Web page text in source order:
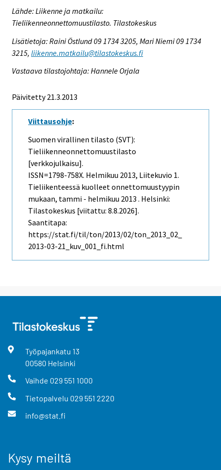
Lähde: Liikenne ja matkailu:
Tieliikenneonnettomuustilasto. Tilastokeskus
Lisätietoja: Raini Östlund 09 1734 3205, Mari Niemi 09 1734
3215, liikenne.matkailu@tilastokeskus.fi
Vastaava tilastojohtaja: Hannele Orjala
Päivitetty 21.3.2013
Viittausohje:
Suomen virallinen tilasto (SVT):
Tieliikenneonnettomuustilasto
[verkkojulkaisu].
ISSN=1798-758X. Helmikuu 2013, Liitekuvio 1.
Tieliikenteessä kuolleet onnettomuustyypin
mukaan, tammi - helmikuu 2013 . Helsinki:
Tilastokeskus [viitattu: 8.8.2026].
Saantitapa:
https://stat.fi/til/ton/2013/02/ton_2013_02_
2013-03-21_kuv_001_fi.html
Työpajankatu 13
00580 Helsinki
Vaihde 029 551 1000
Tietopalvelu 029 551 2220
info@stat.fi
Kysy meiltä